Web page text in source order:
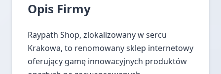
Opis Firmy
Raypath Shop, zlokalizowany w sercu
Krakowa, to renomowany sklep internetowy
oferujący gamę innowacyjnych produktów